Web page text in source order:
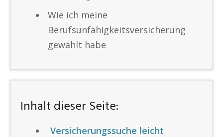
Wie ich meine
Berufsunfähigkeitsversicherung
gewählt habe
Inhalt dieser Seite:
Versicherungssuche leicht